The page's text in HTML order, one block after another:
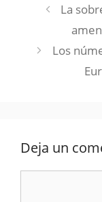
La
Los
Deja un